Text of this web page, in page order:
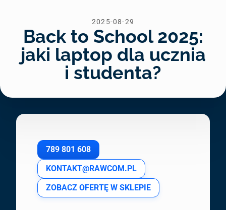
2025-08-29
Back to School 2025:
jaki laptop dla ucznia
i studenta?
789 801 608
KONTAKT@RAWCOM.PL
ZOBACZ OFERTĘ W SKLEPIE